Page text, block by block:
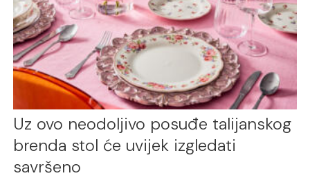
Uz ovo neodoljivo posuđe talijanskog
brenda stol će uvijek izgledati
savršeno